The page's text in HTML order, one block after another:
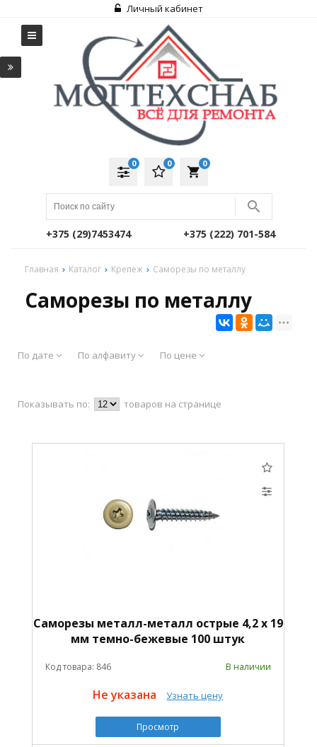
Личный кабинет
local_grocery_store
0
0
0
+375 (29)7453474 +375 (222) 701-584
Главная Каталог Крепеж Саморезы по металлу
Саморезы по металлу
По дате По алфавиту По цене
Показывать по: товаров на странице
Саморезы металл-металл острые 4,2 х 19
мм темно-бежевые 100 штук
Код товара: 846 В наличии
Не указана Узнать цену
Просмотр